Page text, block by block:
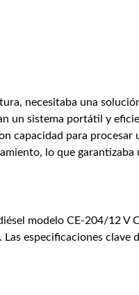
necesitaba una
un sistema portátil y
capacidad para
lo que
modelo CE-204/12 V
especificaciones clave